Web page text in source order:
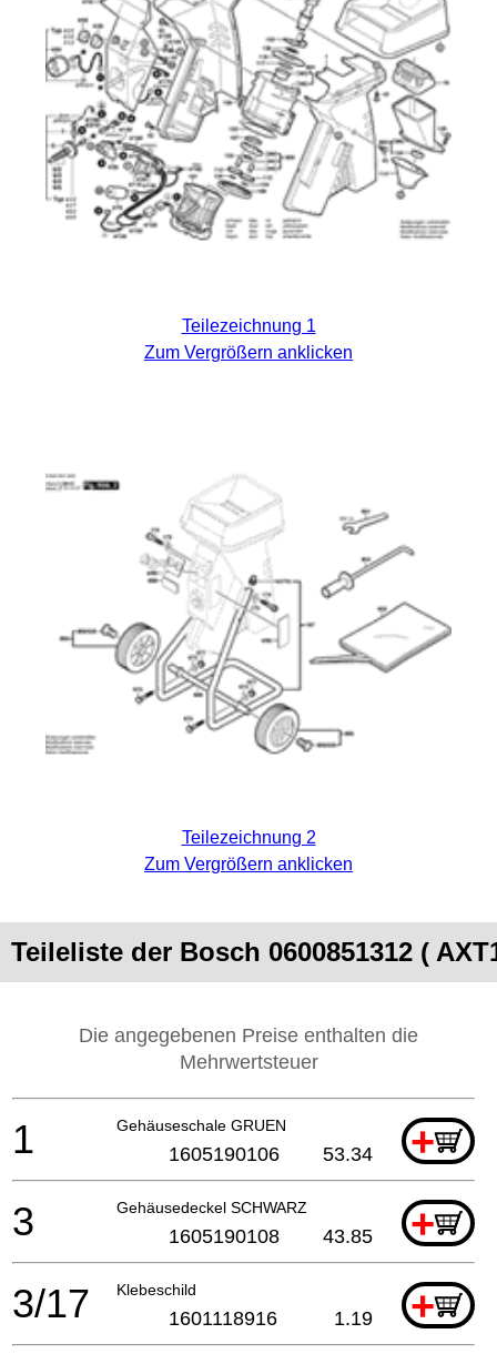
Teilezeichnung 1
Zum Vergrößern anklicken
Teilezeichnung 2
Zum Vergrößern anklicken
Teileliste der Bosch 0600851312 (
Die angegebenen Preise enthalten die
Mehrwertsteuer
Gehäuseschale GRUEN +
1 1605190106 53.34
Gehäusedeckel SCHWARZ +
3 1605190108 43.85
Klebeschild +
3/17 1601118916 1.19